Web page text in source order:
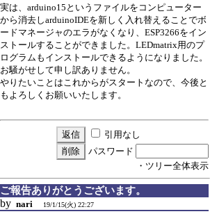
実は、arduino15というファイルをコンピューター
から消去しarduinoIDEを新しく入れ替えることでボ
ードマネージャのエラがなくなり、ESP3266をイン
ストールすることができました。LEDmatrix用のプ
ログラムもインストールできるようになりました。
お騒がせして申し訳ありません。
やりたいことはこれからがスタートなので、今後と
もよろしくお願いいたします。
引用なし
パスワード
・ツリー全体表示
ご報告ありがとうございます。
by nari 19/1/15(火) 22:27